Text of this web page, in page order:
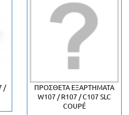
/
ΠΡΌΣΘΕΤΑ ΕΞΑΡΤΉΜΑΤΑ
W107 / R107 / C107 SLC
COUPÉ